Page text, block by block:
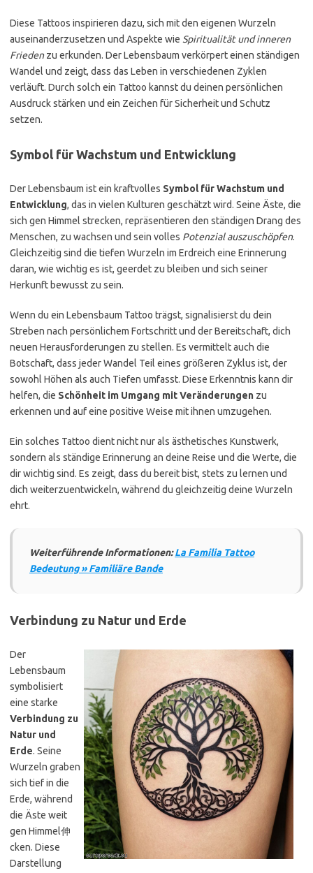
Diese Tattoos inspirieren dazu, sich mit den eigenen Wurzeln
auseinanderzusetzen und Aspekte wie Spiritualität und inneren
Friedenzu erkunden. Der Lebensbaum verkörpert einen ständigen
Wandel und zeigt, dass das Leben in verschiedenen Zyklen
verläuft. Durch solch ein Tattoo kannst du deinen persönlichen
Ausdruck stärken und ein Zeichen für Sicherheit und Schutz
setzen.
Symbol für Wachstum und Entwicklung
Der Lebensbaum ist ein kraftvolles Symbol für Wachstum und
Entwicklung, das in vielen Kulturen geschätzt wird. Seine Äste, die
sich gen Himmel strecken, repräsentieren den ständigen Drang des
Menschen, zu wachsen und sein volles Potenzial auszuschöpfen.
Gleichzeitig sind die tiefen Wurzeln im Erdreich eine Erinnerung
daran, wie wichtig es ist, geerdet zu bleiben und sich seiner
Herkunft bewusst zu sein.
Wenn du ein Lebensbaum Tattoo trägst, signalisierst du dein
Streben nach persönlichem Fortschritt und der Bereitschaft, dich
neuen Herausforderungen zu stellen. Es vermittelt auch die
Botschaft, dass jeder Wandel Teil eines größeren Zyklus ist, der
sowohl Höhen als auch Tiefen umfasst. Diese Erkenntnis kann dir
helfen, die Schönheit im Umgang mit Veränderungen zu
erkennen und auf eine positive Weise mit ihnen umzugehen.
Ein solches Tattoo dient nicht nur als ästhetisches Kunstwerk,
sondern als ständige Erinnerung an deine Reise und die Werte, die
dir wichtig sind. Es zeigt, dass du bereit bist, stets zu lernen und
dich weiterzuentwickeln, während du gleichzeitig deine Wurzeln
ehrt.
Weiterführende Informationen:La Familia Tattoo
Bedeutung » Familiäre Bande
Verbindung zu Natur und Erde
Der
Lebensbaum
symbolisiert
eine starke
Verbindung zu
Natur und
Erde. Seine
Wurzeln graben
sich tief in die
Erde, während
die Äste weit
gen Himmel伸
cken. Diese
Darstellung